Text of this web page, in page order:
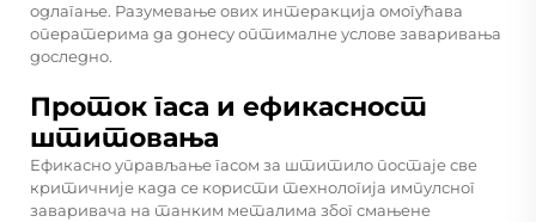
одлагање. Разумевање ових интеракција омогућава
оператерима да донесу оптималне услове заваривања
доследно.
Проток гаса и ефикасност
штитовања
Ефикасно управљање гасом за штитило постаје све
критичније када се користи технологија импулсног
заваривача на танким металима због смањене